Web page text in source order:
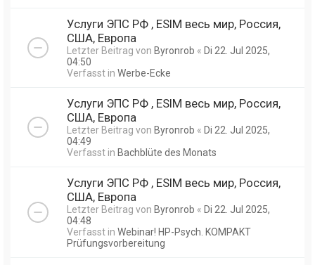
Услуги ЭПС РФ , ESIM весь мир, Россия,
США, Европа
Letzter Beitrag von Byronrob « Di 22. Jul 2025,
04:50
Verfasst in Werbe-Ecke
Услуги ЭПС РФ , ESIM весь мир, Россия,
США, Европа
Letzter Beitrag von Byronrob « Di 22. Jul 2025,
04:49
Verfasst in Bachblüte des Monats
Услуги ЭПС РФ , ESIM весь мир, Россия,
США, Европа
Letzter Beitrag von Byronrob « Di 22. Jul 2025,
04:48
Verfasst in Webinar! HP-Psych. KOMPAKT
Prüfungsvorbereitung